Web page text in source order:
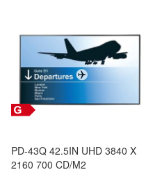
PD-43Q 42.5IN UHD 3840 X
2160 700 CD/M2